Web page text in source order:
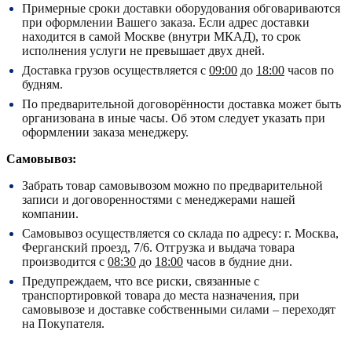
Примерные сроки доставки оборудования обговариваются
при оформлении Вашего заказа. Если адрес доставки
находится в самой Москве (внутри МКАД), то срок
исполнения услуги не превышает двух дней.
Доставка грузов осуществляется с 09:00 до 18:00 часов по
будням.
По предварительной договорённости доставка может быть
организована в иные часы. Об этом следует указать при
оформлении заказа менеджеру.
Самовывоз:
Забрать товар самовывозом можно по предварительной
записи и договоренностями с менеджерами нашей
компании.
Самовывоз осуществляется со склада по адресу: г. Москва,
Ферганский проезд, 7/6. Отгрузка и выдача товара
производится с 08:30 до 18:00 часов в будние дни.
Предупреждаем, что все риски, связанные с
транспортировкой товара до места назначения, при
самовывозе и доставке собственными силами – переходят
на Покупателя.